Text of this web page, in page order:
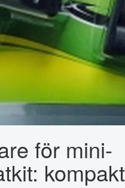
för mini-
kompakt